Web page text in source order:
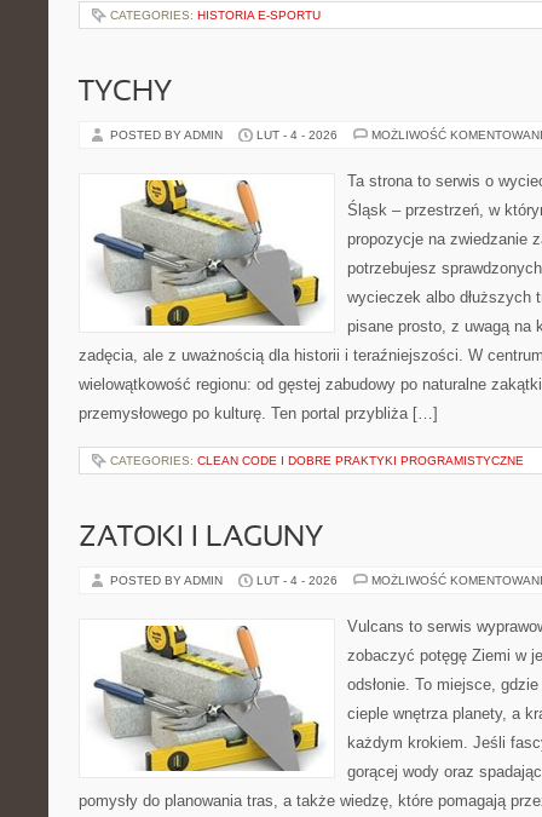
CATEGORIES: HISTORIA E-SPORTU
TYCHY
POSTED BY ADMIN LUT - 4 - 2026 MOŻLIWOŚĆ
Ta strona to serwis o
Śląsk – przestrzeń, w
propozycje na zwiedzanie
potrzebujesz
wycieczek albo dłuższych
pisane prosto, z uwagą na
zadęcia, ale z uważnością dla historii i teraźniejszości. W
wielowątkowość regionu: od gęstej zabudowy po naturalne
przemysłowego po kulturę. Ten portal przybliża […]
CATEGORIES: CLEAN CODE I DOBRE PRAKTYKI PROGRAMISTYCZNE
ZATOKI I LAGUNY
POSTED BY ADMIN LUT - 4 - 2026 MOŻLIWOŚĆ
Vulcans to serwis
zobaczyć potęgę Ziemi w
odsłonie. To miejsce,
cieple wnętrza planety, a
każdym krokiem. Jeśli
gorącej wody oraz
pomysły do planowania tras, a także wiedzę, które pomagają